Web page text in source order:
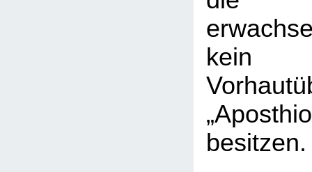
kein
besitzen.